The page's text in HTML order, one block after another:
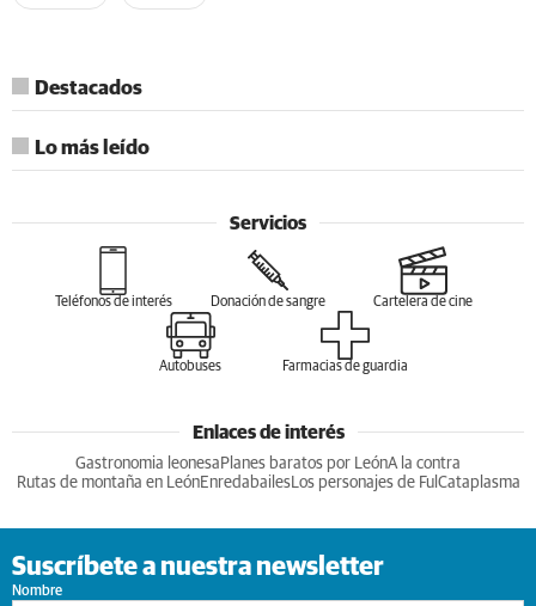
Destacados
Lo más leído
Servicios
Teléfonos de interés Donación de sangre Cartelera de cine
Autobuses Farmacias de guardia
Enlaces de interés
Gastronomia leonesa Planes baratos por LeónA la contra
Rutas de montaña en LeónEnredabailesLos personajes de Ful Cataplasma
Suscríbete a nuestra newsletter
Nombre